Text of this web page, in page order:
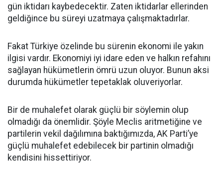
gün iktidarı kaybedecektir. Zaten iktidarlar ellerinden
geldiğince bu süreyi uzatmaya çalışmaktadırlar.
Fakat Türkiye özelinde bu sürenin ekonomi ile yakın
ilgisi vardır. Ekonomiyi iyi idare eden ve halkın refahını
sağlayan hükümetlerin ömrü uzun oluyor. Bunun aksi
durumda hükümetler tepetaklak oluveriyorlar.
Bir de muhalefet olarak güçlü bir söylemin olup
olmadığı da önemlidir. Şöyle Meclis aritmetiğine ve
partilerin vekil dağılımına baktığımızda, AK Parti’ye
güçlü muhalefet edebilecek bir partinin olmadığı
kendisini hissettiriyor.